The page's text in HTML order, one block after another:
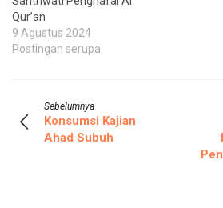
Qur’an
9 Agustus 2024
Postingan serupa
Sebelumnya
Konsumsi Kajian
Ahad Subuh